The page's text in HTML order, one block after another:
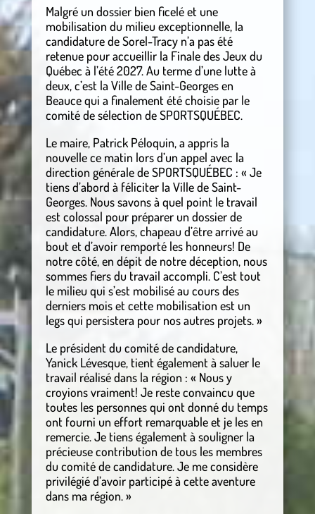
Malgré un dossier bien ficelé et une
mobilisation du milieu exceptionnelle, la
candidature de Sorel-Tracy n’a pas été
retenue pour accueillir la Finale des Jeux du
Québec à l’été 2027. Au terme d’une lutte à
deux, c’est la Ville de Saint-Georges en
Beauce qui a finalement été choisie par le
comité de sélection de SPORTSQUÉBEC.
Le maire, Patrick Péloquin, a appris la
nouvelle ce matin lors d’un appel avec la
direction générale de SPORTSQUÉBEC : « Je
tiens d’abord à féliciter la Ville de Saint-
Georges. Nous savons à quel point le travail
est colossal pour préparer un dossier de
candidature. Alors, chapeau d’être arrivé au
bout et d’avoir remporté les honneurs! De
notre côté, en dépit de notre déception, nous
sommes fiers du travail accompli. C’est tout
le milieu qui s’est mobilisé au cours des
derniers mois et cette mobilisation est un
legs qui persistera pour nos autres projets. »
Le président du comité de candidature,
Yanick Lévesque, tient également à saluer le
travail réalisé dans la région : « Nous y
croyions vraiment! Je reste convaincu que
toutes les personnes qui ont donné du temps
ont fourni un effort remarquable et je les en
remercie. Je tiens également à souligner la
précieuse contribution de tous les membres
du comité de candidature. Je me considère
privilégié d’avoir participé à cette aventure
dans ma région. »